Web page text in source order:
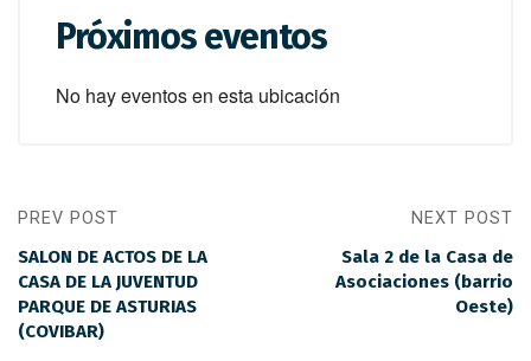
Próximos eventos
No hay eventos en esta ubicación
PREV POST
SALON DE ACTOS DE LA
CASA DE LA JUVENTUD
PARQUE DE ASTURIAS
(COVIBAR)
NEXT POST
Sala 2 de la Casa de
Asociaciones (barrio
Oeste)